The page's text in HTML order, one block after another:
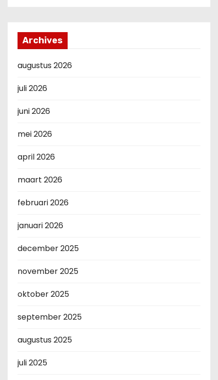
Archives
augustus 2026
juli 2026
juni 2026
mei 2026
april 2026
maart 2026
februari 2026
januari 2026
december 2025
november 2025
oktober 2025
september 2025
augustus 2025
juli 2025